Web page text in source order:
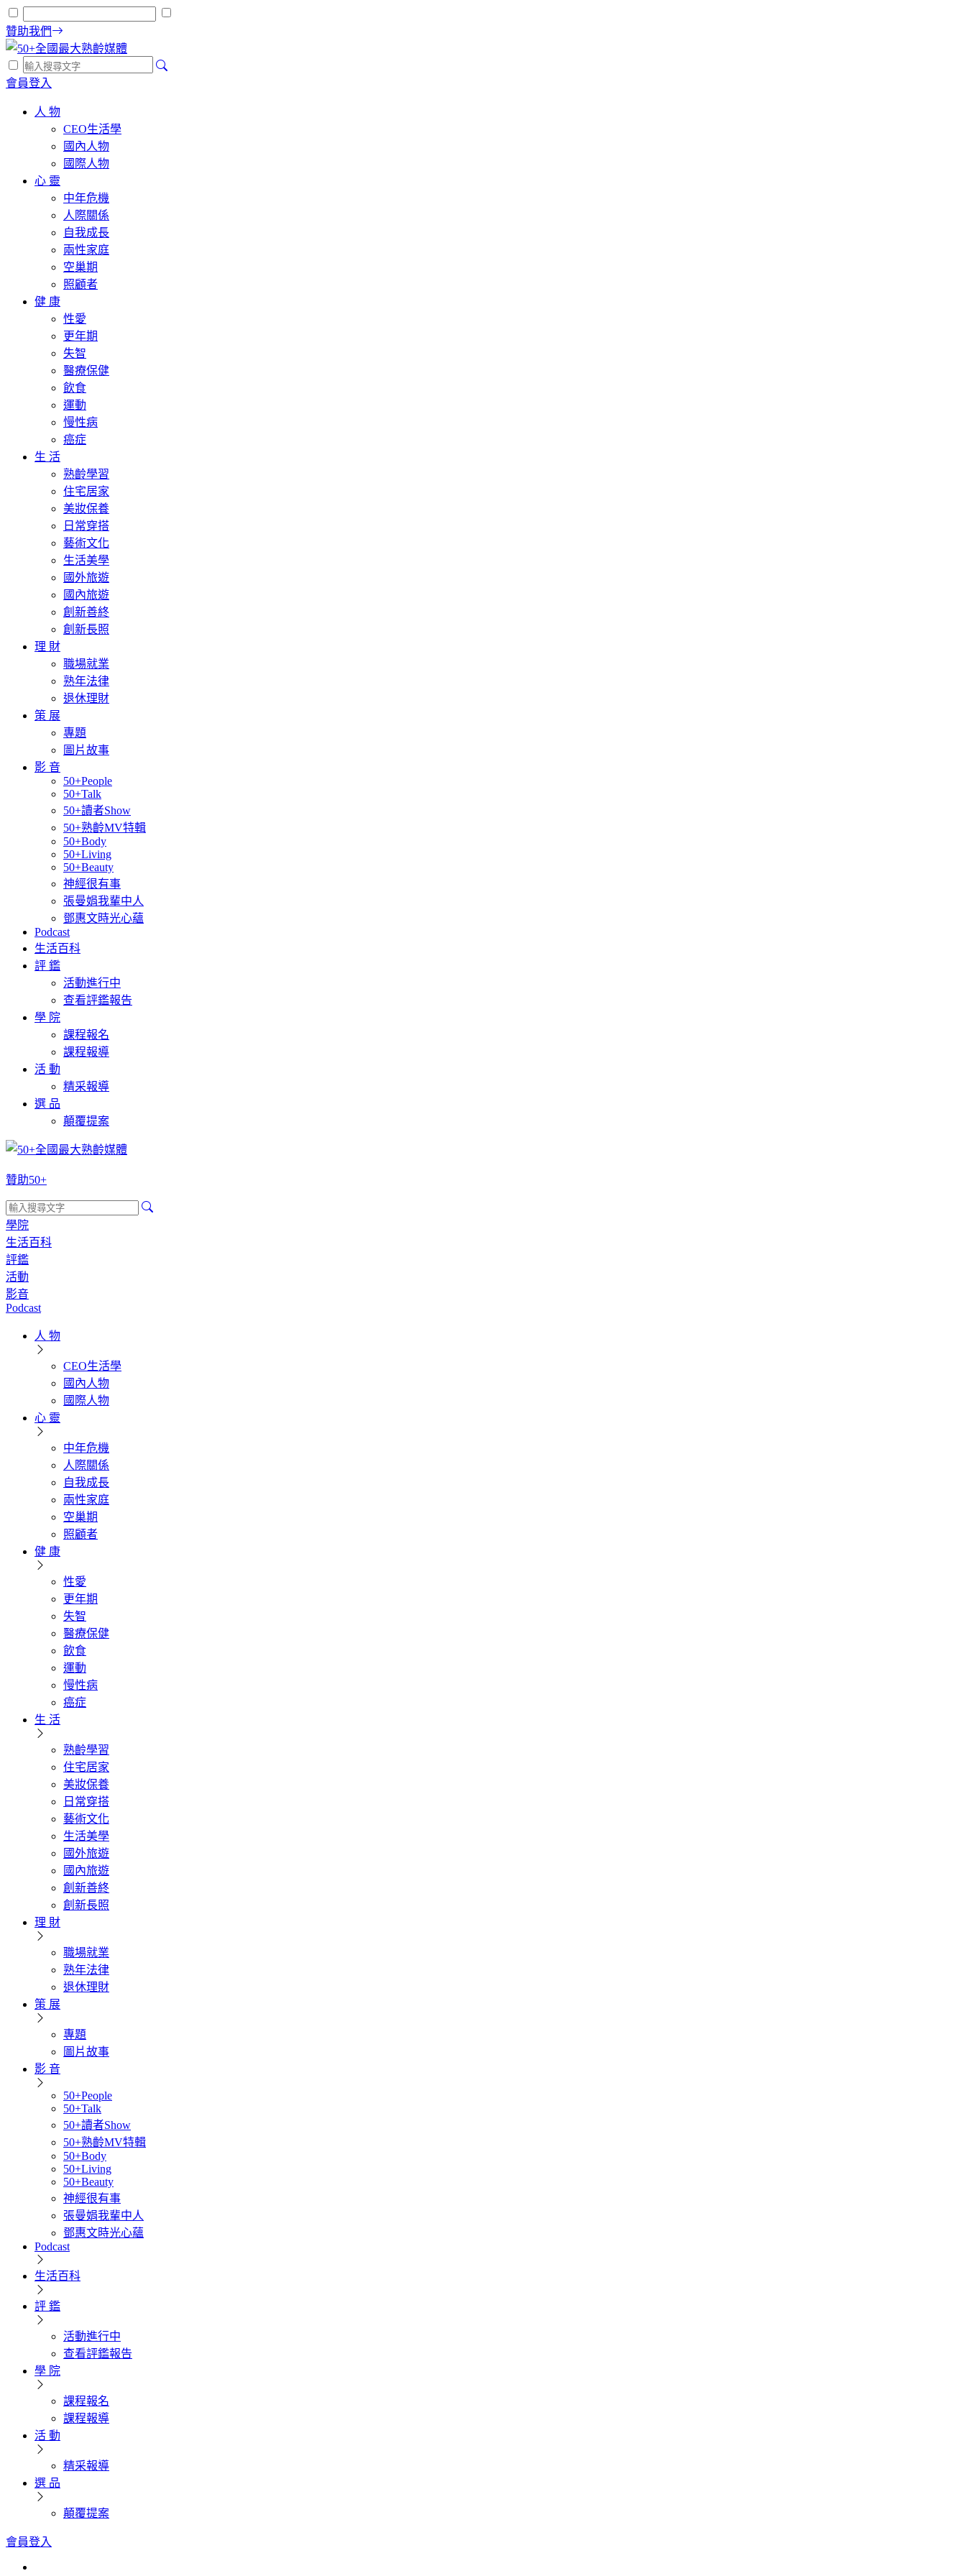
贊助我們
會員登入
人 物
CEO生活學
國內人物
國際人物
心 靈
中年危機
人際關係
自我成長
兩性家庭
空巢期
照顧者
健 康
性愛
更年期
失智
醫療保健
飲食
運動
慢性病
癌症
生 活
熟齡學習
住宅居家
美妝保養
日常穿搭
藝術文化
生活美學
國外旅遊
國內旅遊
創新善終
創新長照
理 財
職場就業
熟年法律
退休理財
策 展
專題
圖片故事
影 音
50+People
50+Talk
50+讀者Show
50+熟齡MV特輯
50+Body
50+Living
50+Beauty
神經很有事
張曼娟我輩中人
鄧惠文時光心蘊
Podcast
生活百科
評 鑑
活動進行中
查看評鑑報告
學 院
課程報名
課程報導
活 動
精采報導
選 品
顛覆提案
贊助50+
學院
生活百科
評鑑
活動
影音
Podcast
人 物
CEO生活學
國內人物
國際人物
心 靈
中年危機
人際關係
自我成長
兩性家庭
空巢期
照顧者
健 康
性愛
更年期
失智
醫療保健
飲食
運動
慢性病
癌症
生 活
熟齡學習
住宅居家
美妝保養
日常穿搭
藝術文化
生活美學
國外旅遊
國內旅遊
創新善終
創新長照
理 財
職場就業
熟年法律
退休理財
策 展
專題
圖片故事
影 音
50+People
50+Talk
50+讀者Show
50+熟齡MV特輯
50+Body
50+Living
50+Beauty
神經很有事
張曼娟我輩中人
鄧惠文時光心蘊
Podcast
生活百科
評 鑑
活動進行中
查看評鑑報告
學 院
課程報名
課程報導
活 動
精采報導
選 品
顛覆提案
會員登入